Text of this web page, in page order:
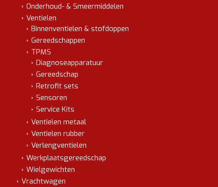
Onderhoud- & Smeermiddelen
Ventielen
Binnenventielen & stofdoppen
Gereedschappen
TPMS
Diagnoseapparatuur
Gereedschap
Retrofit sets
Sensoren
Service Kits
Ventielen metaal
Ventielen rubber
Verlengventielen
Werkplaatsgereedschap
Wielgewichten
Vrachtwagen